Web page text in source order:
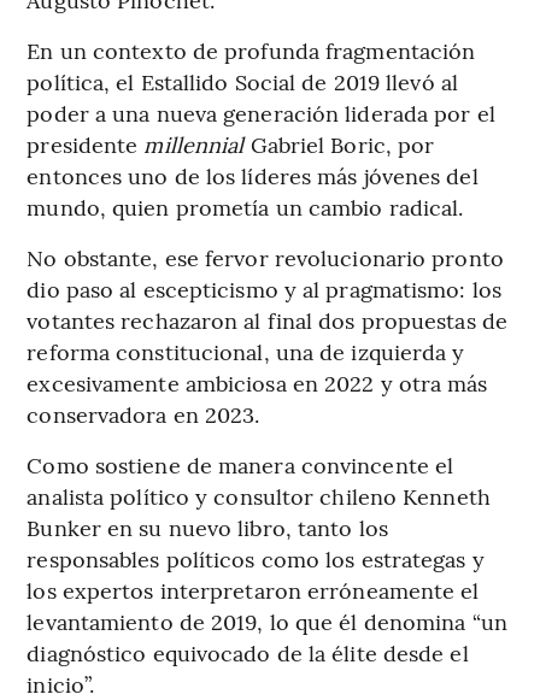
En un contexto de profunda fragmentación
política, el Estallido Social de 2019 llevó al
poder a una nueva generación liderada por el
presidente millennialGabriel Boric, por
entonces uno de los líderes más jóvenes del
mundo, quien prometía un cambio radical.
No obstante, ese fervor revolucionario pronto
dio paso al escepticismo y al pragmatismo: los
votantes rechazaron al final dos propuestas de
reforma constitucional, una de izquierda y
excesivamente ambiciosa en 2022 y otra más
conservadora en 2023.
Como sostiene de manera convincente el
analista político y consultor chileno Kenneth
Bunker en su nuevo libro, tanto los
responsables políticos como los estrategas y
los expertos interpretaron erróneamente el
levantamiento de 2019, lo que él denomina “un
diagnóstico equivocado de la élite desde el
inicio”.